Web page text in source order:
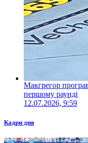
Макгрегор
першому раунді
12.07.2026, 9:59
Кадри дня